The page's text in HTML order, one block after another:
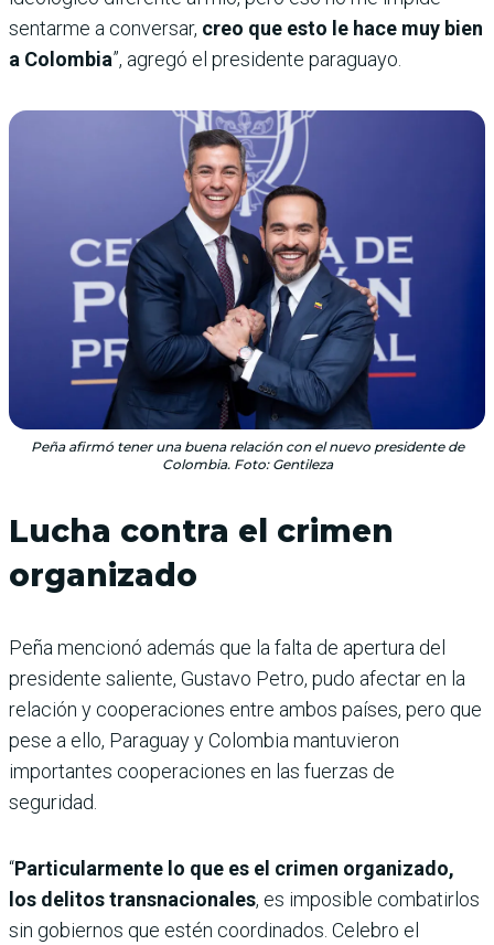
sentarme a conversar, creo que esto le hace muy bien
a Colombia”, agregó el presidente paraguayo.
Peña afirmó tener una buena relación con el nuevo presidente de
Colombia. Foto: Gentileza
Lucha contra el crimen
organizado
Peña mencionó además que la falta de apertura del
presidente saliente, Gustavo Petro, pudo afectar en la
relación y cooperaciones entre ambos países, pero que
pese a ello, Paraguay y Colombia mantuvieron
importantes cooperaciones en las fuerzas de
seguridad.
“Particularmente lo que es el crimen organizado,
los delitos transnacionales, es imposible combatirlos
sin gobiernos que estén coordinados. Celebro el